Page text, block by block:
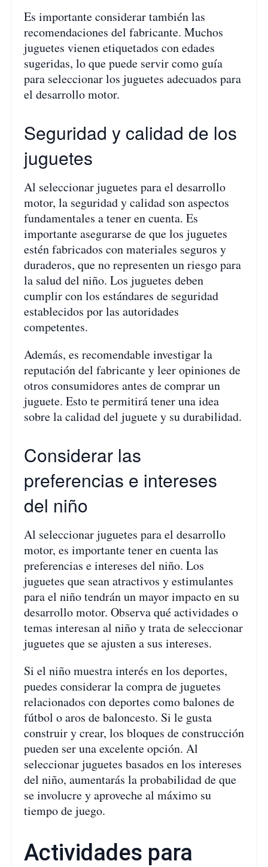
Es importante considerar también las
recomendaciones del fabricante. Muchos
juguetes vienen etiquetados con edades
sugeridas, lo que puede servir como guía
para seleccionar los juguetes adecuados para
el desarrollo motor.
Seguridad y calidad de los
juguetes
Al seleccionar juguetes para el desarrollo
motor, la seguridad y calidad son aspectos
fundamentales a tener en cuenta. Es
importante asegurarse de que los juguetes
estén fabricados con materiales seguros y
duraderos, que no representen un riesgo para
la salud del niño. Los juguetes deben
cumplir con los estándares de seguridad
establecidos por las autoridades
competentes.
Además, es recomendable investigar la
reputación del fabricante y leer opiniones de
otros consumidores antes de comprar un
juguete. Esto te permitirá tener una idea
sobre la calidad del juguete y su durabilidad.
Considerar las
preferencias e intereses
del niño
Al seleccionar juguetes para el desarrollo
motor, es importante tener en cuenta las
preferencias e intereses del niño. Los
juguetes que sean atractivos y estimulantes
para el niño tendrán un mayor impacto en su
desarrollo motor. Observa qué actividades o
temas interesan al niño y trata de seleccionar
juguetes que se ajusten a sus intereses.
Si el niño muestra interés en los deportes,
puedes considerar la compra de juguetes
relacionados con deportes como balones de
fútbol o aros de baloncesto. Si le gusta
construir y crear, los bloques de construcción
pueden ser una excelente opción. Al
seleccionar juguetes basados en los intereses
del niño, aumentarás la probabilidad de que
se involucre y aproveche al máximo su
tiempo de juego.
Actividades para